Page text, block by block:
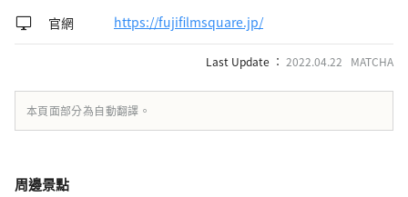
官網 https://fujifilmsquare.jp/
Last Update ： 2022.04.22 MATCHA
本頁面部分為自動翻譯。
周邊景點